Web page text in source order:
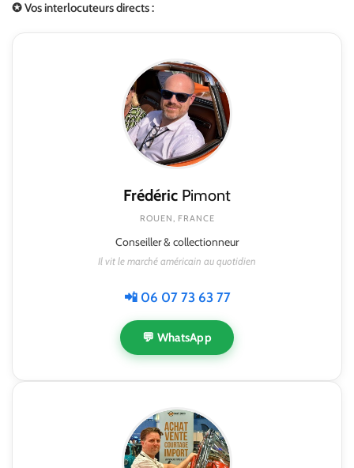
✪ Vos interlocuteurs directs :
Frédéric Pimont
ROUEN, FRANCE
Conseiller & collectionneur
Il vit le marché américain au quotidien
📲 06 07 73 63 77
💬 WhatsApp